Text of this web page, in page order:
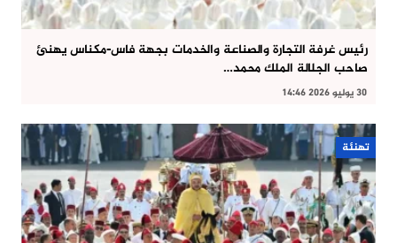
رئيس غرفة التجارة والصناعة والخدمات بجهة فاس-مكناس يهنئ
صاحب الجلالة الملك محمد…
30 يوليو 2026 14:46
تهنئة